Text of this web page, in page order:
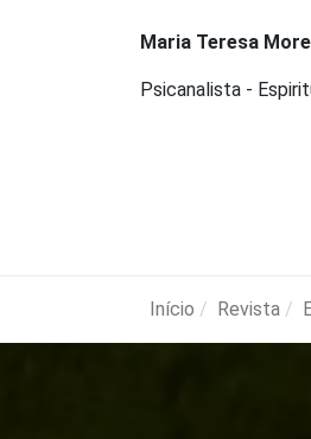
Maria Teresa
Psicanalista -
Início Revista